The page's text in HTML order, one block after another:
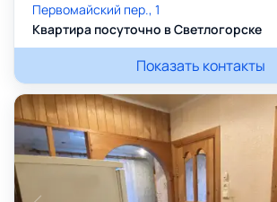
Первомайский пер., 1
Квартира посуточно в Светлогорске
Показать контакты